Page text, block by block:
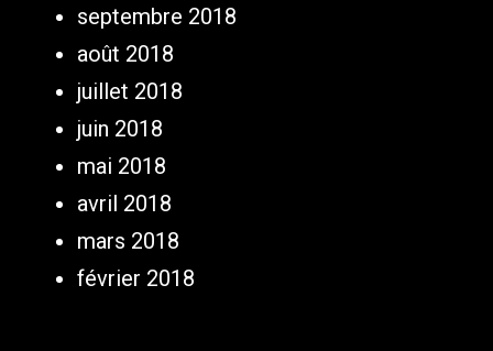
septembre 2018
août 2018
juillet 2018
juin 2018
mai 2018
avril 2018
mars 2018
février 2018